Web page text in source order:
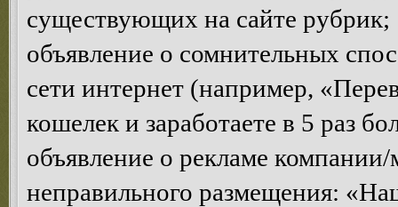
существующих на сайте рубрик;
объявление о сомнительных
сети интернет (например,
кошелек и заработаете в 5 раз
объявление о рекламе
неправильного размещения: